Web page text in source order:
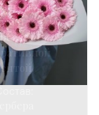
и белую
пленку,